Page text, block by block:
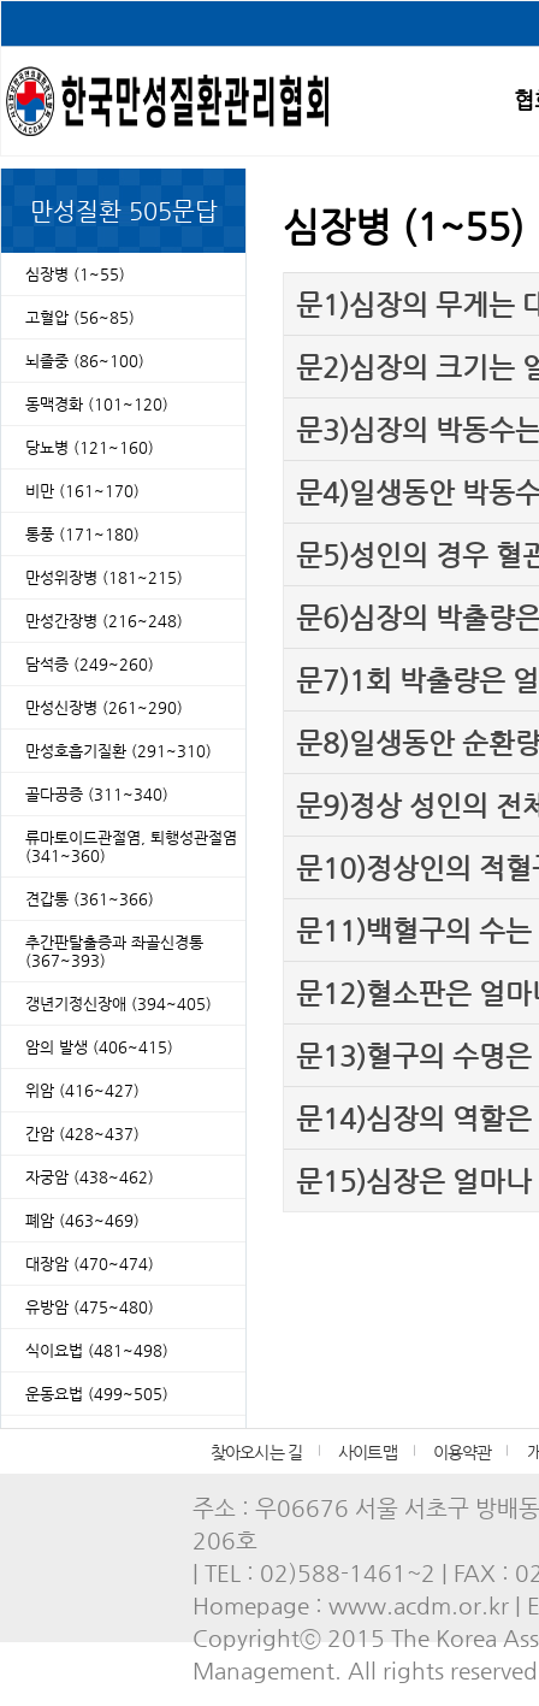
만성질환 505문답
심장병 (1~55)
고혈압 (56~85)
뇌졸중 (86~100)
동맥경화 (101~120)
당뇨병 (121~160)
비만 (161~170)
통풍 (171~180)
만성위장병 (181~215)
만성간장병 (216~248)
담석증 (249~260)
만성신장병 (261~290)
만성호흡기질환 (291~310)
골다공증 (311~340)
류마토이드관절염, 퇴행성관절염
(341~360)
견갑통 (361~366)
추간판탈출증과 좌골신경통
(367~393)
갱년기정신장애 (394~405)
암의 발생 (406~415)
위암 (416~427)
간암 (428~437)
자궁암 (438~462)
폐암 (463~469)
대장암 (470~474)
유방암 (475~480)
식이요법 (481~498)
운동요법 (499~505)
심장병 (1~55)
문1)심장의 무게는
문2)심장의 크기는
문3)심장의 박동수
문4)일생동안 박동
문5)성인의 경우 혈
문6)심장의 박출량
문7)1회 박출량은
문8)일생동안 순환
문9)정상 성인의 전
문10)정상인의 적
문11)백혈구의 수
문12)혈소판은 얼
문13)혈구의 수명
문14)심장의 역할
문15)심장은 얼마
찾아오시는 길 사이트맵 이용약관
주소 : 우06676 서울 서초구 방배
206호
| TEL : 02)588-1461~2 | FAX :
Homepage : www.acdm.or.kr |
Copyrightⓒ 2015 The Korea
Management. All rights reserved